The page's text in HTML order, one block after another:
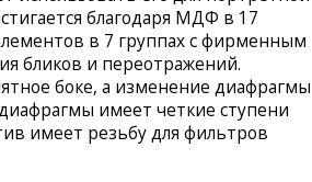
благодаря МДФ в 17
в 7 группах с фирменным
бликов и переотражений.
боке, а изменение диафрагмы
имеет четкие ступени
имеет резьбу для фильтров